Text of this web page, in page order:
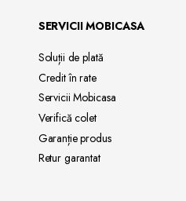
SERVICII MOBICASA
Soluții de plată
Creditîn rate
Servicii Mobicasa
Verifică colet
Garanțieprodus
Retur garantat